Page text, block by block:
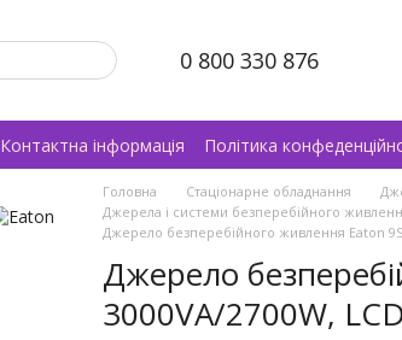
0 800 330 876
Контактна інформація Політика
Головна Стаціонарне обладнання
Джерела і системи безперебійного
Джерело безперебійного живлення Eaton
Джерело
3000VA/2700W,